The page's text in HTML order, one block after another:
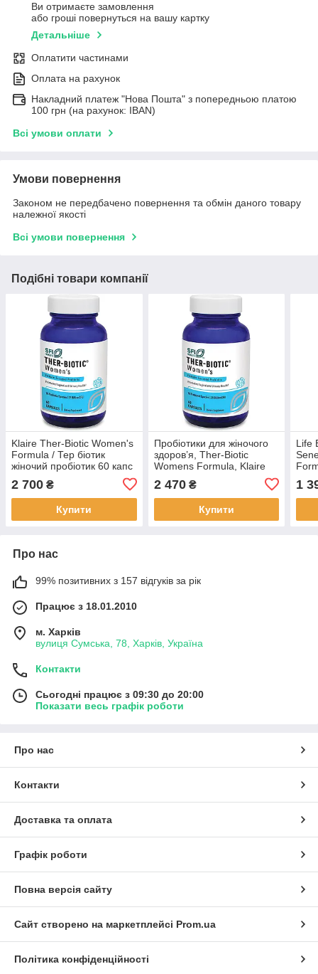
Ви отримаєте замовлення
або гроші повернуться на вашу картку
Детальніше
Оплатити частинами
Оплата на рахунок
Накладний платеж "Нова Пошта" з попередньою платою
100 грн (на рахунок: IBAN)
Всі умови оплати
Умови повернення
Законом не передбачено повернення та обмін даного товару
належної якості
Всі умови повернення
Подібні товари компанії
Klaire Ther-Biotic Women's
Formula / Тер біотик
жіночий пробіотик 60 капс
2 700 ₴
Купити
Пробіотики для жіночого
здоров’я, Ther-Biotic
Womens Formula, Klaire
2 470₴
Купити
Life
1
Про нас
99% позитивних з 157 відгуків за рік
Працює з 18.01.2010
м. Харків
вулиця Сумська, 78, Харків, Україна
Контакти
Сьогодні працює з 09:30 до 20:00
Показати весь графік роботи
Про нас
Контакти
Доставка та оплата
Графік роботи
Повна версія сайту
Сайт створено на маркетплейсі Prom.ua
Політика конфіденційності